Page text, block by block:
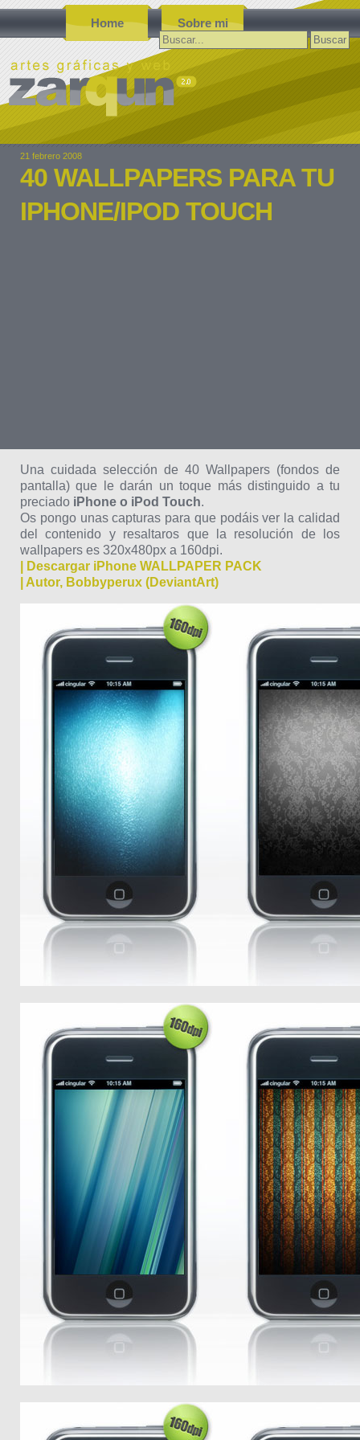
Home Sobre mi
Buscar:
21 febrero 2008
40 WALLPAPERS PARA TU
IPHONE/IPOD TOUCH
Una cuidada selección de 40 Wallpapers (fondos de
pantalla) que le darán un toque más distinguido a tu
preciado iPhone o iPod Touch.
Os pongo unas capturas para que podáis ver la calidad
del contenido y resaltaros que la resolución de los
wallpapers es 320x480px a 160dpi.
| Descargar iPhone WALLPAPER PACK
| Autor, Bobbyperux (DeviantArt)